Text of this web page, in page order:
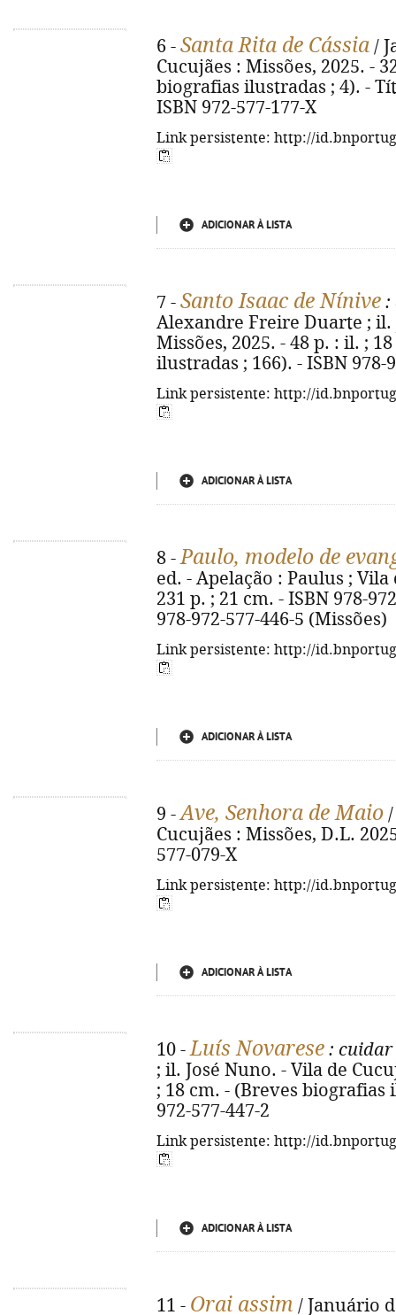
6 - Santa Rita de Cássia /
Cucujães : Missões, 2025. -
biografias ilustradas ; 4). -
ISBN 972-577-177-X
Link persistente: http://
ADICIONAR À LISTA
7 - Santo Isaac de Nínive :
Alexandre Freire Duarte ; il.
Missões, 2025. - 48 p. : il. ;
ilustradas ; 166). - ISBN 978-
Link persistente: http://
ADICIONAR À LISTA
8 -Paulo, modelo de
ed. - Apelação : Paulus ; Vila
231 p. ; 21 cm. - ISBN 978-
978-972-577-446-5 (Missões)
Link persistente: http://
ADICIONAR À LISTA
9 -Ave, Senhora de Maio
Cucujães : Missões, D.L.
577-079-X
Link persistente: http://
ADICIONAR À LISTA
10 -Luís Novarese : cuidar
; il. José Nuno. - Vila de
; 18 cm. - (Breves biografias
972-577-447-2
Link persistente: http://
ADICIONAR À LISTA
11 - Orai assim / Januário